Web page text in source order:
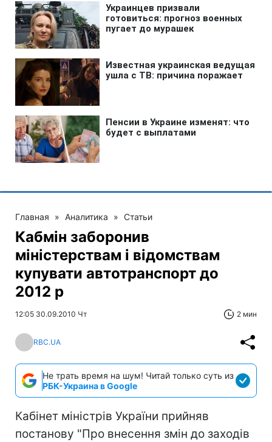
Главная » Аналитика » Статьи
Кабмін заборонив
міністерствам і відомствам
купувати автотранспорт до
2012 р
12:05 30.09.2010 Чт 2 мин
RBC.UA
Не трать время на шум! Читай только суть из
РБК-Украина в Google
Кабінет міністрів України прийняв
постанову "Про внесення змін до заходів